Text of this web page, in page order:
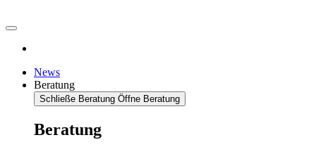
News
Beratung
Schließe Beratung Öffne Beratung
Beratung